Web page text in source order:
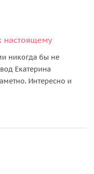
настоящему
никогда бы не
Екатерина
Интересно и